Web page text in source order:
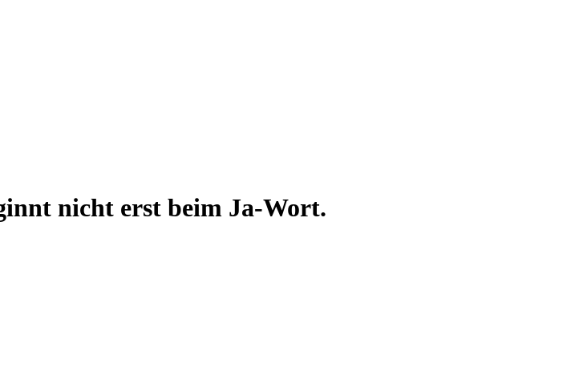
nicht erst beim Ja-Wort.